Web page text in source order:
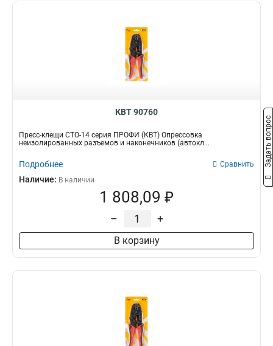
КВТ 90760
Пресс-клещи СТО-14 серия ПРОФИ (КВТ) Опрессовка
неизолированных разъемов и наконечников (автокл...
Подробнее Сравнить
Наличие: В наличии
1 808,09 ₽
– +
В корзину
Задать вопрос